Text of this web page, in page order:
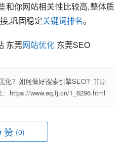
你网站相关性比较高,整体质
,巩固稳定关键词排名。
东莞网站优化 东莞SEO
化？如何做好搜索引擎SEO？ 非原
https://www.eq.fj.cn/1_6296.html
赞 (0)